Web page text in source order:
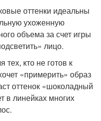
оттенки идеальны
ухоженную
объема за счет игры
лицо.
кто не готов к
«примерить» образ
оттенок «шоколадный
в линейках многих